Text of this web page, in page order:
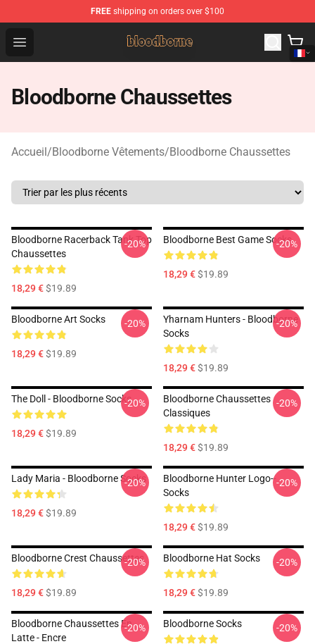
FREE shipping on orders over $100
Open menu
Bloodborne Shop - Official Bloodborne Merchandise
Bloodborne Chaussettes
Accueil/Bloodborne Vêtements/Bloodborne Chaussettes
Bloodborne Racerback Tank Top
Chaussettes
18,29 €$19.89
-20% Bloodborne Best Game Socks
18,29 €$19.89
-20%
Bloodborne Art Socks
18,29 €$19.89
-20%
Yharnam Hunters - Bloodborne
Socks
18,29 €$19.89
-20%
The Doll - Bloodborne Socks
18,29 €$19.89
-20%
Bloodborne Chaussettes
Classiques
18,29 €$19.89
-20%
Lady Maria - Bloodborne Socks
18,29 €$19.89
-20%
Bloodborne Hunter Logo--
Socks
18,29 €$19.89
-20%
Bloodborne Crest Chaussettes
18,29 €$19.89
-20% Bloodborne Hat Socks
18,29 €$19.89
-20%
Bloodborne Chaussettes En
Latte - Encre
-20% Bloodborne Socks -20%